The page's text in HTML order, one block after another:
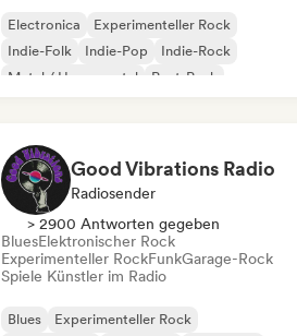
Electronica
Experimenteller Rock
Indie-Folk
Indie-Pop
Indie-Rock
Metal / Heavy metal
Post-Punk
Good Vibrations Radio
Radiosender
> 2900 Antworten gegeben
BluesElektronischer Rock
Experimenteller RockFunkGarage-Rock
Spiele Künstler im Radio
Blues
Experimenteller Rock